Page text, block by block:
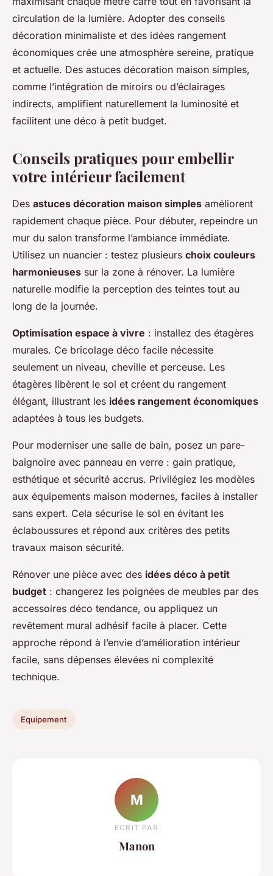
circulation de la lumière. Adopter des conseils
décoration minimaliste et des idées rangement
économiques crée une atmosphère sereine, pratique
et actuelle. Des astuces décoration maison simples,
comme l’intégration de miroirs ou d’éclairages
indirects, amplifient naturellement la luminosité et
facilitent une déco à petit budget.
Conseils pratiques pour embellir
votre intérieur facilement
Des astuces décoration maison simples améliorent
rapidement chaque pièce. Pour débuter, repeindre un
mur du salon transforme l’ambiance immédiate.
Utilisez un nuancier : testez plusieurs choix couleurs
harmonieuses sur la zone à rénover. La lumière
naturelle modifie la perception des teintes tout au
long de la journée.
Optimisation espace à vivre : installez des étagères
murales. Ce bricolage déco facile nécessite
seulement un niveau, cheville et perceuse. Les
étagères libèrent le sol et créent du rangement
élégant, illustrant les idées rangement économiques
adaptées à tous les budgets.
Pour moderniser une salle de bain, posez un pare-
baignoire avec panneau en verre : gain pratique,
esthétique et sécurité accrus. Privilégiez les modèles
aux équipements maison modernes, faciles à installer
sans expert. Cela sécurise le sol en évitant les
éclaboussures et répond aux critères des petits
travaux maison sécurité.
Rénover une pièce avec des idées déco à petit
budget : changerez les poignées de meubles par des
accessoires déco tendance, ou appliquez un
revêtement mural adhésif facile à placer. Cette
approche répond à l’envie d’amélioration intérieur
facile, sans dépenses élevées ni complexité
technique.
Equipement
M
ECRIT PAR
Manon